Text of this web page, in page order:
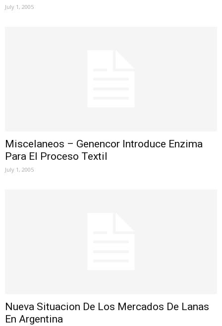
July 1, 2005
Miscelaneos – Genencor Introduce Enzima
Para El Proceso Textil
July 1, 2005
Nueva Situacion De Los Mercados De Lanas
En Argentina